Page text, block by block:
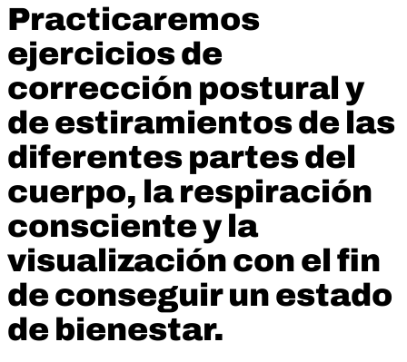
Practicaremos
ejercicios de
corrección postural y
de estiramientos de las
diferentes partes del
cuerpo, la respiración
consciente y la
visualización con el fin
de conseguir un estado
de bienestar.